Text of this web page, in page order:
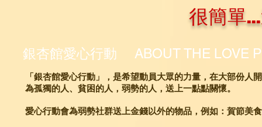
很簡單
「銀杏館愛心行動」，是希望動員大眾的力量，在大部份人
為孤獨的人、貧困的人，弱勢的人，送上一點點關懷。
愛心行動會為弱勢社群送上金錢以外的物品，例如：賀節美
銀杏館愛心行動 ABOUT THE LOVE